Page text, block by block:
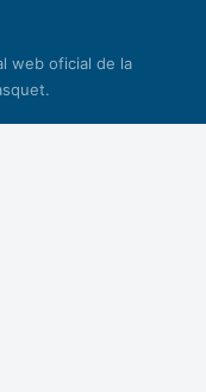
web oficial de la